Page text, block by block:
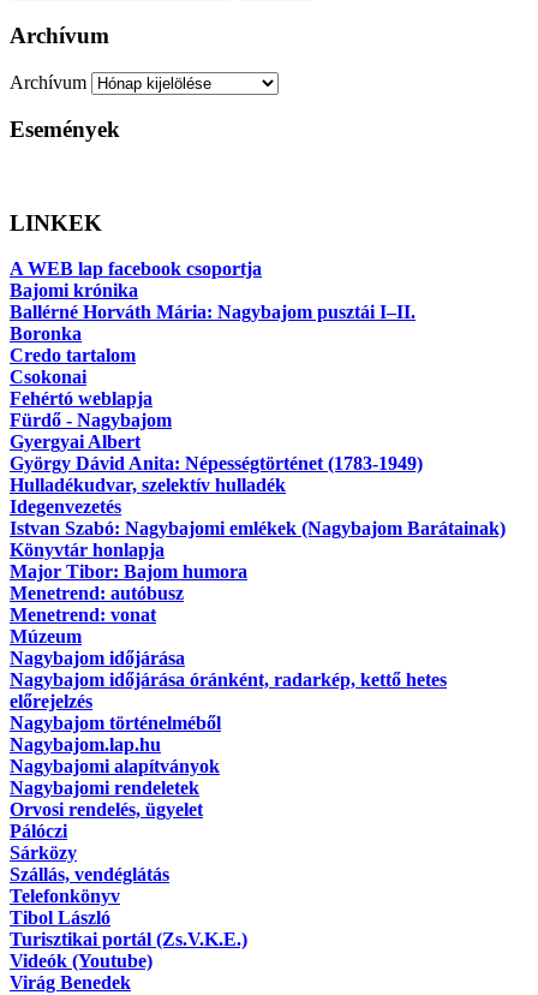
Archívum
Archívum
Események
LINKEK
A WEB lap facebook csoportja
Bajomi krónika
Ballérné Horváth Mária: Nagybajom pusztái I–II.
Boronka
Credo tartalom
Csokonai
Fehértó weblapja
Fürdő - Nagybajom
Gyergyai Albert
György Dávid Anita: Népességtörténet (1783-1949)
Hulladékudvar, szelektív hulladék
Idegenvezetés
Istvan Szabó: Nagybajomi emlékek (Nagybajom Barátainak)
Könyvtár honlapja
Major Tibor: Bajom humora
Menetrend: autóbusz
Menetrend: vonat
Múzeum
Nagybajom időjárása
Nagybajom időjárása óránként, radarkép, kettő hetes
előrejelzés
Nagybajom történelméből
Nagybajom.lap.hu
Nagybajomi alapítványok
Nagybajomi rendeletek
Orvosi rendelés, ügyelet
Pálóczi
Sárközy
Szállás, vendéglátás
Telefonkönyv
Tibol László
Turisztikai portál (Zs.V.K.E.)
Videók (Youtube)
Virág Benedek